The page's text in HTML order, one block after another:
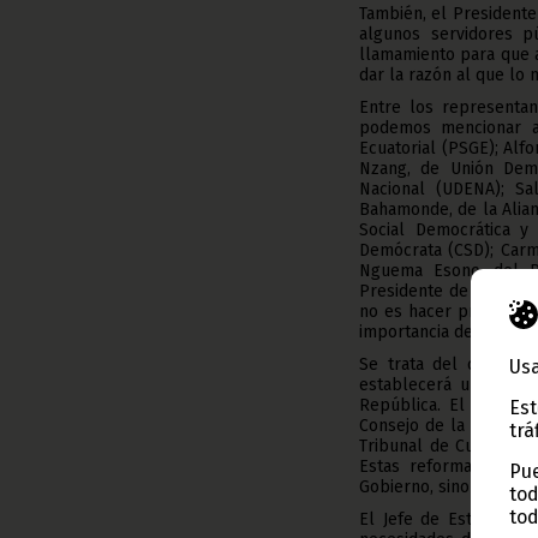
También, el
algunos servidores
llamamiento para que
dar la razón al que lo
Entre los
podemos mencionar
Ecuatorial (PSGE);
Nzang, de Unión
Nacional (UDENA);
Bahamonde, de la
Social Democrática
Demócrata (CSD);
Nguema Esono, del
Presidente de la
no es hacer
importancia de las
Se trata del cambio
establecerá un
República. El
Consejo de la
Tribunal de Cuentas
Estas reformas,
Gobierno, sino que
El Jefe de Estado,